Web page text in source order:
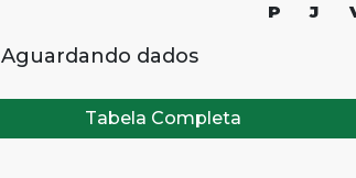
P J
Aguardando dados
Tabela Completa